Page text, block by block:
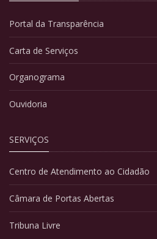
Portal da Transparência
Carta de Serviços
Organograma
Ouvidoria
SERVIÇOS
Centro de Atendimento ao Cidadão
Câmara de Portas Abertas
Tribuna Livre